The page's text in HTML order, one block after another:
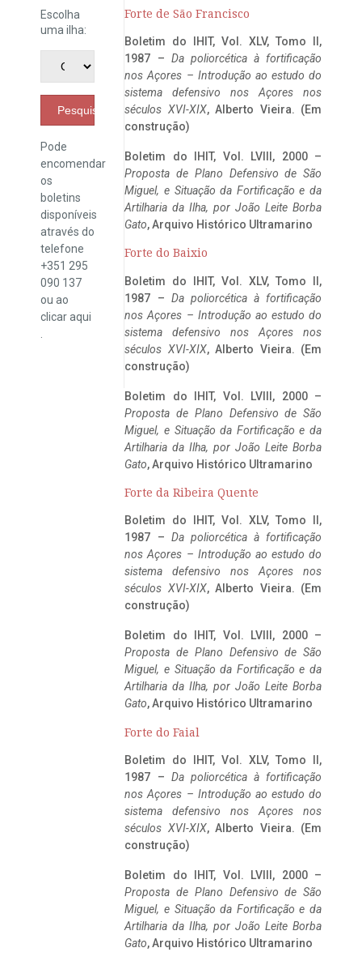
Escolha
uma ilha:
Pesquisar
Pode
encomendar
os
boletins
disponíveis
através do
telefone
+351 295
090 137
ou ao
clicaraqui
Forte de São Francisco
Boletim do IHIT, Vol. XLV, Tomo II,
1987 – Da poliorcética à fortificação
nos Açores – Introdução ao estudo do
sistema defensivo nos Açores nos
séculos XVI-XIX, Alberto Vieira. (Em
construção)
Boletim do IHIT, Vol. LVIII, 2000 –
Proposta de Plano Defensivo de São
Miguel, e Situação da Fortificação e da
Artilharia da Ilha, por João Leite Borba
Gato, Arquivo Histórico Ultramarino
Forte do Baixio
Boletim do IHIT, Vol. XLV, Tomo II,
1987 – Da poliorcética à fortificação
nos Açores – Introdução ao estudo do
sistema defensivo nos Açores nos
séculos XVI-XIX, Alberto Vieira. (Em
construção)
Boletim do IHIT, Vol. LVIII, 2000 –
Proposta de Plano Defensivo de São
Miguel, e Situação da Fortificação e da
Artilharia da Ilha, por João Leite Borba
Gato, Arquivo Histórico Ultramarino
Forte da Ribeira Quente
Boletim do IHIT, Vol. XLV, Tomo II,
1987 – Da poliorcética à fortificação
nos Açores – Introdução ao estudo do
sistema defensivo nos Açores nos
séculos XVI-XIX, Alberto Vieira. (Em
construção)
Boletim do IHIT, Vol. LVIII, 2000 –
Proposta de Plano Defensivo de São
Miguel, e Situação da Fortificação e da
Artilharia da Ilha, por João Leite Borba
Gato, Arquivo Histórico Ultramarino
Forte do Faial
Boletim do IHIT, Vol. XLV, Tomo II,
1987 – Da poliorcética à fortificação
nos Açores – Introdução ao estudo do
sistema defensivo nos Açores nos
séculos XVI-XIX, Alberto Vieira. (Em
construção)
Boletim do IHIT, Vol. LVIII, 2000 –
Proposta de Plano Defensivo de São
Miguel, e Situação da Fortificação e da
Artilharia da Ilha, por João Leite Borba
Gato, Arquivo Histórico Ultramarino